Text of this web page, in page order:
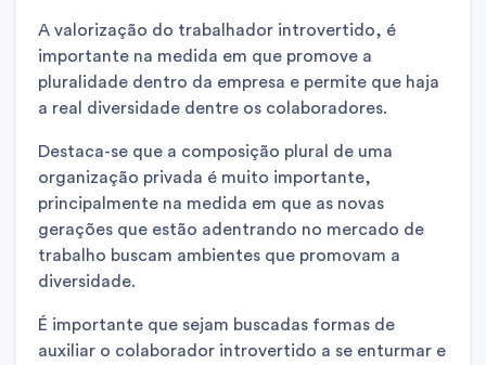
A valorização do trabalhador introvertido, é
importante na medida em que promove a
pluralidade dentro da empresa e permite que haja
a real diversidade dentre os colaboradores.
Destaca-se que a composição plural de uma
organização privada é muito importante,
principalmente na medida em que as novas
gerações que estão adentrando no mercado de
trabalho buscam ambientes que promovam a
diversidade.
É importante que sejam buscadas formas de
auxiliar o colaborador introvertido a se enturmar e